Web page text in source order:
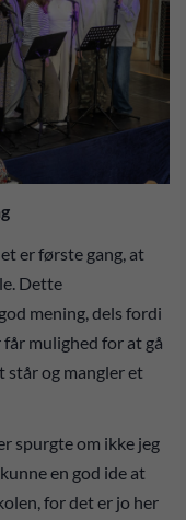
er første gang, at
Dette
mening, dels fordi
mulighed for at gå
står og mangler et
spurgte om ikke jeg
en god ide at
for det er jo her